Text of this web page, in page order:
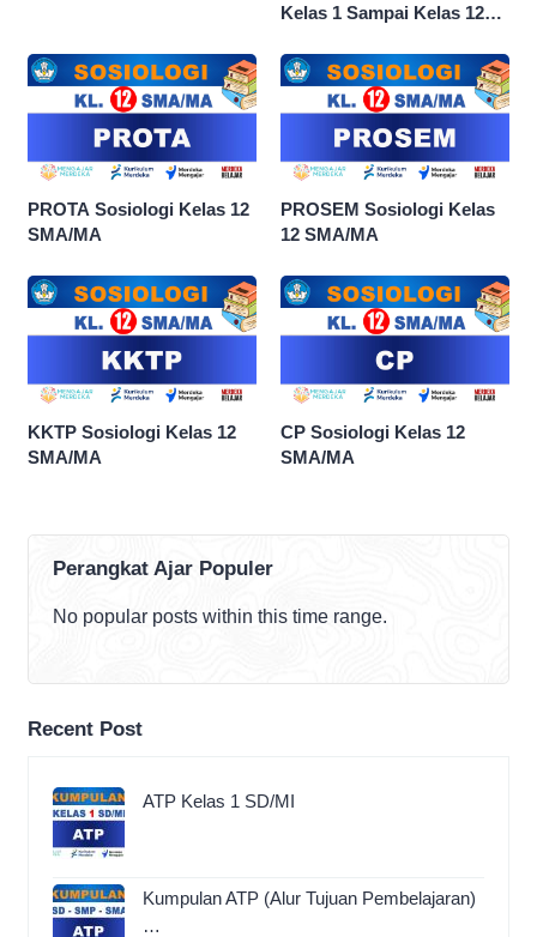
Kelas 1 Sampai Kelas 12
PROTA Sosiologi Kelas 12
SMA/MA
PROSEM Sosiologi Kelas
12 SMA/MA
KKTP Sosiologi Kelas 12
SMA/MA
CP Sosiologi Kelas 12
SMA/MA
Perangkat Ajar Populer
No popular posts within this time range.
Recent Post
ATP Kelas 1 SD/MI
Kumpulan ATP (Alur Tujuan Pembelajaran)
…